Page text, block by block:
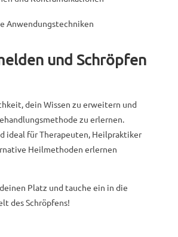
Anwendungstechniken
und Schröpfen
dein Wissen zu erweitern und
zu erlernen.
ideal für Therapeuten, Heilpraktiker
Heilmethoden erlernen
Platz und tauche ein in die
des Schröpfens!